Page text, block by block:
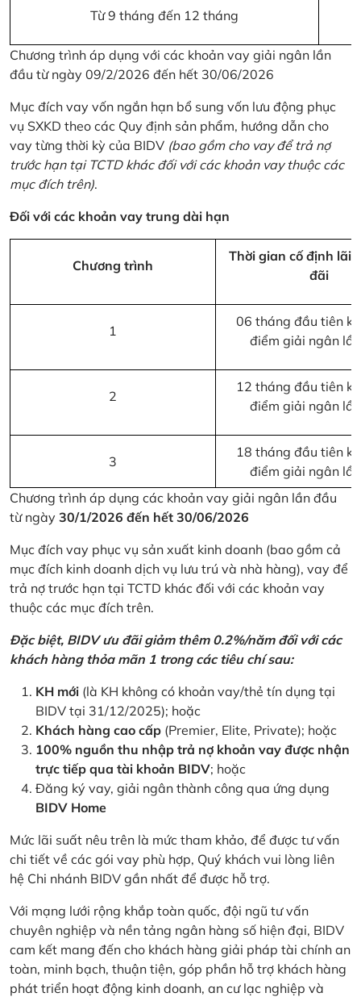
Từ 9 tháng đến 12 tháng
Chương trình áp dụng với các khoản vay giải ngân lần
đầu từ ngày 09/2/2026 đến hết 30/06/2026
Mục đích vay vốn ngắn hạn bổ sung vốn lưu động phục
vụ SXKD theo các Quy định sản phẩm, hướng dẫn cho
vay từng thời kỳ của BIDV (bao gồm cho vay để trả nợ
trước hạn tại TCTD khác đối với các khoản vay thuộc các
mục đích trên).
Đối với các khoản vay trung dài hạn
Chương trình
Thời gian cố định lãi
đãi
1
06 tháng đầu tiên
điểm giải ngân
2
12 tháng đầu tiên
điểm giải ngân
3
18 tháng đầu tiên
điểm giải ngân
Chương trình áp dụng các khoản vay giải ngân lần đầu
từ ngày 30/1/2026 đến hết 30/06/2026
Mục đích vay phục vụ sản xuất kinh doanh (bao gồm cả
mục đích kinh doanh dịch vụ lưu trú và nhà hàng), vay để
trả nợ trước hạn tại TCTD khác đối với các khoản vay
thuộc các mục đích trên.
Đặc biệt, BIDV ưu đãi giảm thêm 0.2%/năm đối với các
khách hàng thỏa mãn 1 trong các tiêu chí sau:
KH mới (là KH không có khoản vay/thẻ tín dụng tại
BIDV tại 31/12/2025); hoặc
Khách hàng cao cấp (Premier, Elite, Private); hoặc
100% nguồn thu nhập trả nợ khoản vay được nhận
trực tiếp qua tài khoản BIDV; hoặc
Đăng ký vay, giải ngân thành công qua ứng dụng
BIDV Home
Mức lãi suất nêu trên là mức tham khảo, để được tư vấn
chi tiết về các gói vay phù hợp, Quý khách vui lòng liên
hệ Chi nhánh BIDV gần nhất để được hỗ trợ.
Với mạng lưới rộng khắp toàn quốc, đội ngũ tư vấn
chuyên nghiệp và nền tảng ngân hàng số hiện đại, BIDV
cam kết mang đến cho khách hàng giải pháp tài chính an
toàn, minh bạch, thuận tiện, góp phần hỗ trợ khách hàng
phát triển hoạt động kinh doanh, an cư lạc nghiệp và